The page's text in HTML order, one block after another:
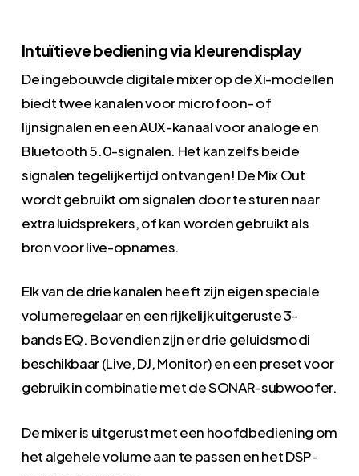
Intuïtieve bediening via kleurendisplay
De ingebouwde digitale mixer op de Xi-modellen
biedt twee kanalen voor microfoon- of
lijnsignalen en een AUX-kanaal voor analoge en
Bluetooth 5.0-signalen. Het kan zelfs beide
signalen tegelijkertijd ontvangen! De Mix Out
wordt gebruikt om signalen door te sturen naar
extra luidsprekers, of kan worden gebruikt als
bron voor live-opnames.
Elk van de drie kanalen heeft zijn eigen speciale
volumeregelaar en een rijkelijk uitgeruste 3-
bands EQ. Bovendien zijn er drie geluidsmodi
beschikbaar (Live, DJ, Monitor) en een preset voor
gebruik in combinatie met de SONAR-subwoofer.
De mixer is uitgerust met een hoofdbediening om
het algehele volume aan te passen en het DSP-